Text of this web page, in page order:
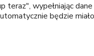
teraz", wypełniając
będzie